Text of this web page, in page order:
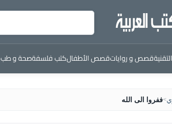
قصص و رواياتقصص الأطفالكتب فلسفةصحة و طب
>ففروا الى الله